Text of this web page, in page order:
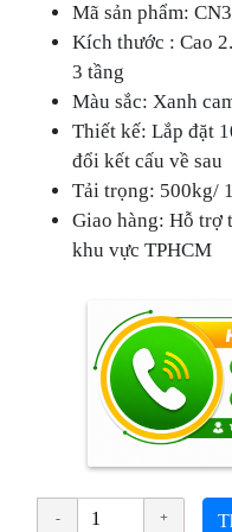
Mã sản phẩm:
Kích thước : Cao
3 tầng
Màu sắc: Xanh
Thiết kế: Lắp đặt
đổi kết cấu về sau
Tải trọng: 500kg/
Giao hàng: Hỗ trợ
khu vực TPHCM